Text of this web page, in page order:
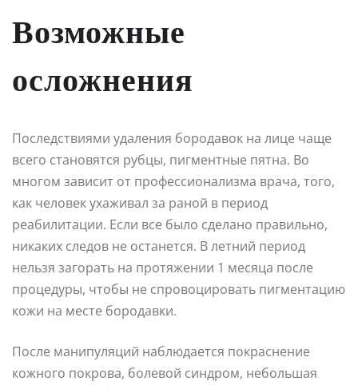
Возможные
осложнения
Последствиями удаления бородавок на лице чаще
всего становятся рубцы, пигментные пятна. Во
многом зависит от профессионализма врача, того,
как человек ухаживал за раной в период
реабилитации. Если все было сделано правильно,
никаких следов не останется. В летний период
нельзя загорать на протяжении 1 месяца после
процедуры, чтобы не спровоцировать пигментацию
кожи на месте бородавки.
После манипуляций наблюдается покраснение
кожного покрова, болевой синдром, небольшая